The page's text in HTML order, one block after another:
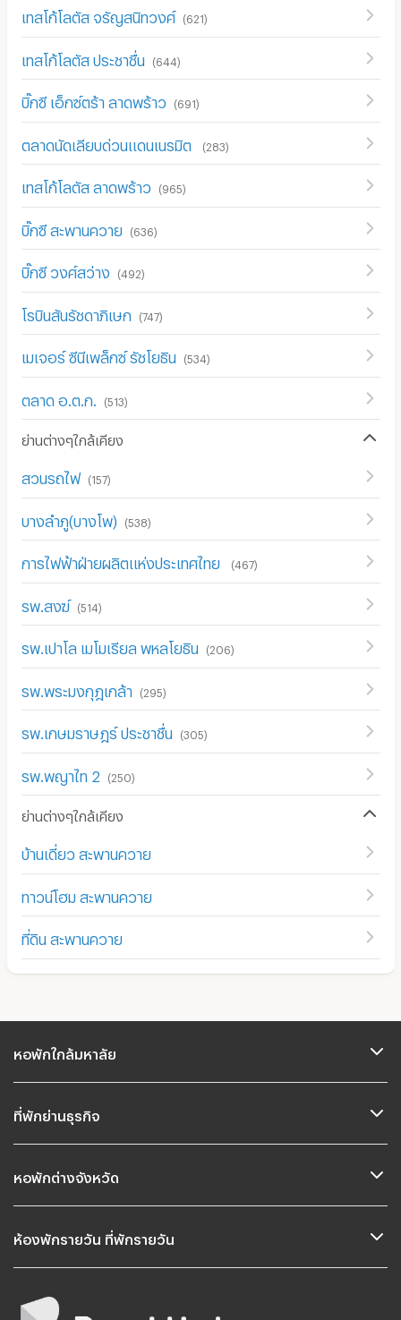
เทสโก้โลตัส จรัญสนิทวงศ์ (621)
เทสโก้โลตัส ประชาชื่น (644 )
บิ๊กซี เอ็กซ์ตร้า ลาดพร้าว (691)
ตลาดนัดเลียบด่วนแดนเนรมิต (283)
เทสโก้โลตัส ลาดพร้าว (965)
บิ๊กซี สะพานควาย (636)
บิ๊กซี วงศ์สว่าง (492)
โรบินสันรัชดาภิเษก (747)
เมเจอร์ ซีนีเพล็กซ์ รัชโยธิน (534 )
ตลาด อ.ต.ก. (513)
ย่านต่างๆใกล้เคียง
สวนรถไฟ (157)
บางลำภู(บางโพ) (538)
การไฟฟ้าฝ่ายผลิตแห่งประเทศไทย (467)
รพ.สงฆ์ (514 )
รพ.เปาโล เมโมเรียล พหลโยธิน (206)
รพ.พระมงกุฎเกล้า (295)
รพ.เกษมราษฎร์ ประชาชื่น (305)
รพ.พญาไท 2 (250)
ย่านต่างๆใกล้เคียง
บ้านเดี่ยว สะพานควาย
ทาวน์โฮม สะพานควาย
ที่ดิน สะพานควาย
หอพักใกล้มหาลัย
ที่พักย่านธุรกิจ
หอพักต่างจังหวัด
ห้องพักรายวัน ที่พักรายวัน